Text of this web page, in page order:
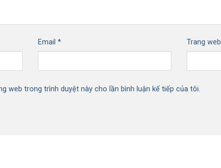
Email* Trang web
web trong trình duyệt này cho lần bình luận kế tiếp của tôi.